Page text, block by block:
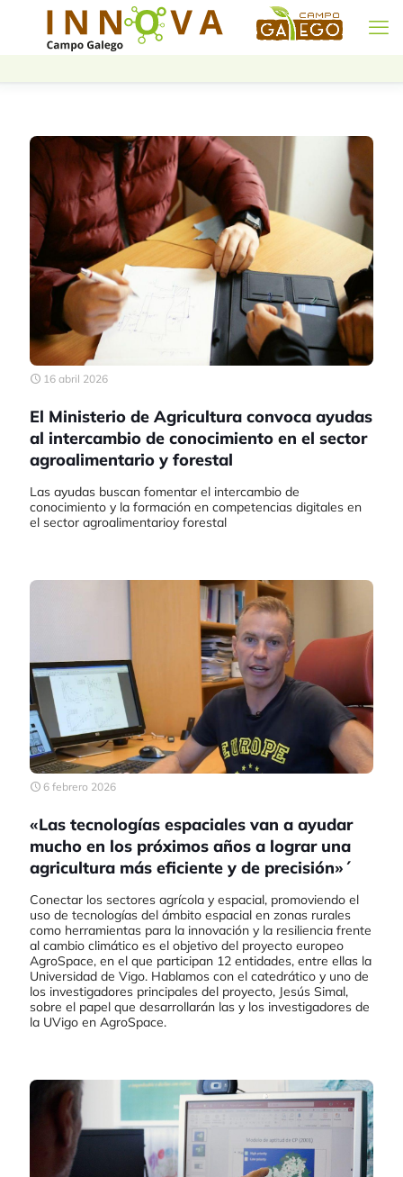
16 abril 2026
El Ministerio de Agricultura convoca ayudas
al intercambio de conocimiento en el sector
agroalimentario y forestal
Las ayudas buscan fomentar el intercambio de
conocimiento y la formación en competencias digitales en
el sector agroalimentarioy forestal
6 febrero 2026
«Las tecnologías espaciales van a ayudar
mucho en los próximos años a lograr una
agricultura más eficiente y de precisión»´
Conectar los sectores agrícola y espacial, promoviendo el
uso de tecnologías del ámbito espacial en zonas rurales
como herramientas para la innovación y la resiliencia frente
al cambio climático es el objetivo del proyecto europeo
AgroSpace, en el que participan 12 entidades, entre ellas la
Universidad de Vigo. Hablamos con el catedrático y uno de
los investigadores principales del proyecto, Jesús Simal,
sobre el papel que desarrollarán las y los investigadores de
la UVigo en AgroSpace.